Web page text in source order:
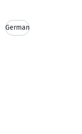
German